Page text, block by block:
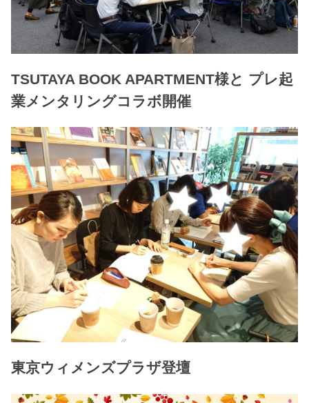
TSUTAYA BOOK APARTMENT様と プレ起
業メンタリングコラボ開催
東京ウィメンズプラザ登壇